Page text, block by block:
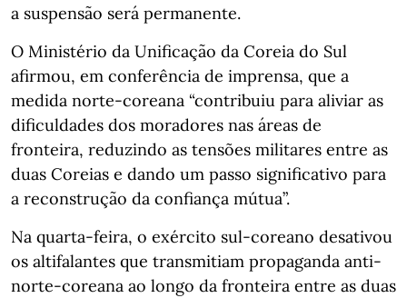
a suspensão será permanente.
O Ministério da Unificação da Coreia do Sul
afirmou, em conferência de imprensa, que a
medida norte-coreana “contribuiu para aliviar as
dificuldades dos moradores nas áreas de
fronteira, reduzindo as tensões militares entre as
duas Coreias e dando um passo significativo para
a reconstrução da confiança mútua”.
Na quarta-feira, o exército sul-coreano desativou
os altifalantes que transmitiam propaganda anti-
norte-coreana ao longo da fronteira entre as duas